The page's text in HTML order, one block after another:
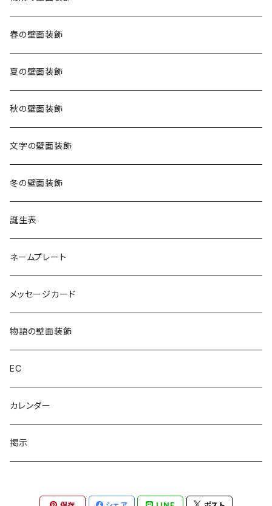
春の壁面装飾
夏の壁面装飾
秋の壁面装飾
文字の壁面装飾
冬の壁面装飾
誕生表
ネームプレート
メッセージカード
物語の壁面装飾
EC
カレンダー
掲示